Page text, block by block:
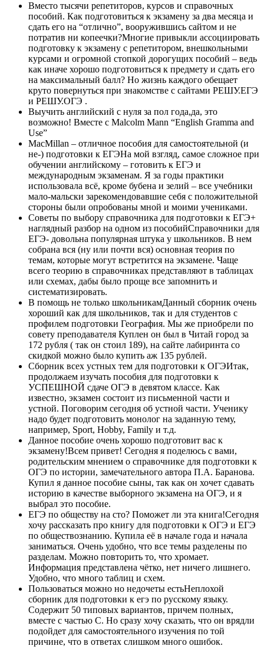
Вместо тысячи репетиторов, курсов и справочных
пособий. Как подготовиться к экзамену за два месяца и
сдать его на “отлично”, вооружившись сайтом и не
потратив ни копеечки?Многие привыкли ассоциировать
подготовку к экзамену с репетитором, внешкольными
курсами и огромной стопкой дорогущих пособий – ведь
как иначе хорошо подготовиться к предмету и сдать его
на максимальный балл? Но жизнь каждого обещает
круто повернуться при знакомстве с сайтами РЕШУ.ЕГЭ
и РЕШУ.ОГЭ .
Выучить английский с нуля за пол года,да, это
возможно! Вместе с Malcolm Mann “English Gramma and
Use”
MacMillan – отличное пособия для самостоятельной (и
не-) подготовки к ЕГЭНа мой взгляд, самое сложное при
обучении английскому – готовить к ЕГЭ и
международным экзаменам. Я за годы практики
использовала всё, кроме бубена и зелий – все учебники
мало-мальски зарекомендовавшие себя с положительной
стороны были опробованы мной и моими учениками.
Советы по выбору справочника для подготовки к ЕГЭ+
наглядный разбор на одном из пособийСправочники для
ЕГЭ- довольна популярная штука у школьников. В нем
собрана вся (ну или почти вся) основная теория по
темам, которые могут встретится на экзамене. Чаще
всего теорию в справочниках представляют в таблицах
или схемах, дабы было проще все запомнить и
систематизировать.
В помощь не только школьникамДанный сборник очень
хороший как для школьников, так и для студентов с
профилем подготовки География. Мы же приобрели по
совету преподавателя Куплен он был в Читай город за
172 рубля ( так он стоил 189), на сайте лабиринта со
скидкой можно было купить аж 135 рублей.
Сборник всех устных тем для подготовки к ОГЭИтак,
продолжаем изучать пособия для подготовки к
УСПЕШНОЙ сдаче ОГЭ в девятом классе. Как
известно, экзамен состоит из письменной части и
устной. Поговорим сегодня об устной части. Ученику
надо будет подготовить монолог на заданную тему,
например, Sport, Hobby, Family и т.д.
Данное пособие очень хорошо подготовит вас к
экзамену!Всем привет! Сегодня я поделюсь с вами,
родительским мнением о справочнике для подготовки к
ОГЭ по истории, замечательного автора П.А. Баранова.
Купил я данное пособие сыны, так как он хочет сдавать
историю в качестве выборного экзамена на ОГЭ, и я
выбрал это пособие.
ЕГЭ по обществу на сто? Поможет ли эта книга!Сегодня
хочу рассказать про книгу для подготовки к ОГЭ и ЕГЭ
по обществознанию. Купила её в начале года и начала
заниматься. Очень удобно, что все темы разделены по
разделам. Можно повторить то, что хромает.
Информация представлена чётко, нет ничего лишнего.
Удобно, что много таблиц и схем.
Пользоваться можно но недочеты естьНеплохой
сборник для подготовки к егэ по русскому языку.
Содержит 50 типовых вариантов, причем полных,
вместе с частью С. Но сразу хочу сказать, что он врядли
подойдет для самостоятельного изучения по той
причине, что в ответах слишком много ошибок.